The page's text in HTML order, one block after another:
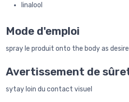
linalool
Mode d'emploi
spray le produit onto the body as
Avertissement de
sytay loin du contact visuel